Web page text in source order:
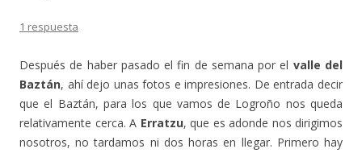
1 respuesta
Después de haber pasado el fin de semana por el valle del
Baztán, ahí dejo unas fotos e impresiones. De entrada decir
que el Baztán, para los que vamos de Logroño nos queda
relativamente cerca. A Erratzu, que es adonde nos dirigimos
nosotros, no tardamos ni dos horas en llegar. Primero hay